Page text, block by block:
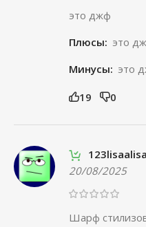
это джф
Плюсы: это
Минусы: это
19 0
123lisaalisa
20/08/2025
Шарф